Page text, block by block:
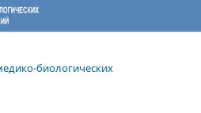
биологических